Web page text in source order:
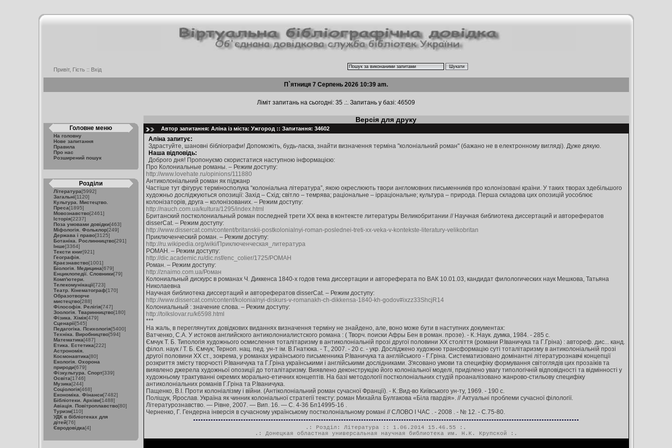
Привіт, Гість :: Вхід
П`ятниця 7 Серпень 2026 10:39 am.
Ліміт запитань на сьогодні: 35 .:. Запитань у базі: 46509
Головне меню
На головну
Нове запитання
Правила
Про нас
Розширений пошук
Розділи
Література[5992]
Загальні[1120]
Культура. Мистецтво.
Преса[1895]
Мовознавство[2461]
Історія[2237]
Поза умовами довідки[463]
Міфологія. Фольклор[249]
Держава і право[3125]
Ботаніка. Рослинництво[291]
Інше[3364]
Тексти книг[921]
Географія.
Краєзнавство[1001]
Біологія. Медицина[679]
Енциклопедії. Словники[79]
Комп'ютери.
Телекомунікації[723]
Театр. Кінематограф[170]
Образотворче
мистецтво[288]
Філософія. Релігія[747]
Зоологія. Тваринництво[180]
Фізика. Хімія[479]
Сценарії[545]
Педагогіка. Психологія[5400]
Техніка. Виробництво[594]
Математика[487]
Етика. Естетика[222]
Астрономія.
Космонавтика[80]
Екологія. Охорона
природи[679]
Фізкультура. Спорт[339]
Освіта[1746]
Музика[244]
Соціологія[468]
Економіка. Фінанси[7482]
Бібліотеки. Архіви[1488]
Авіація. Повітроплавство[80]
Туризм[110]
УДК в бібліотеках для
дітей[76]
Євродовідка[4]
Версія для друку
Автор запитання: Аліна із міста: Ужгород :: Запитання: 34602
Аліна запитує:
Здрастуйте, шановні бібліографи! Допоможіть, будь-ласка, знайти визначення терміна "колоніальний роман" (бажано не в електронному вигляді). Дуже дякую.
Наша відповідь:
Доброго дня! Пропонуємо скористатися наступною інформацією:
Про Колониальные романы. – Режим доступу:
http://www.lovehate.ru/opinions/111880
Антиколоніальний роман як піджанр
Частіше тут фігурує терміносполука “колоніальна література”, якою окреслюють твори англомовних письменників про колонізовані країни. У таких творах здебільшого
художньо досліджуються опозиції: Захід – Схід; світло – темрява; раціональне – ірраціональне; культура – природа. Перша складова цих опозицій уособлює
колонізаторів, друга – колонізованих. – Режим доступу:
http://nauch.com.ua/kultura/1295/index.html
Британский постколониальный роман последней трети XX века в контексте литературы Великобритании // Научная библиотека диссертаций и авторефератов
disserCat. – Режим доступу:
http://www.dissercat.com/content/britanskii-postkolonialnyi-roman-poslednei-treti-xx-veka-v-kontekste-literatury-velikobritan
Приключенческий роман. – Режим доступу:
http://ru.wikipedia.org/wiki/Приключенческая_литература
РОМАН. – Режим доступу:
http://dic.academic.ru/dic.nsf/enc_colier/1725/РОМАН
Роман. – Режим доступу:
http://znaimo.com.ua/Роман
Колониальный дискурс в романах Ч. Диккенса 1840-х годов тема диссертации и автореферата по ВАК 10.01.03, кандидат филологических наук Мешкова, Татьяна
Николаевна
Научная библиотека диссертаций и авторефератов disserCat. – Режим доступу:
http://www.dissercat.com/content/kolonialnyi-diskurs-v-romanakh-ch-dikkensa-1840-kh-godov#ixzz33ShcjR14
Колониальный : значение слова. – Режим доступу:
http://tolkslovar.ru/k6598.html
***
На жаль, в переглянутих довідкових виданнях визначення терміну не знайдено, але, воно може бути в наступних документах:
Ватченко, С.А. У истоков английского антиколониалистского романа : ( Творч. поиски Афры Бен в роман. прозе). - К.:Наук. думка, 1984. - 285 с.
Ємчук Т. Б. Типологія художнього осмислення тоталітаризму в антиколоніальній прозі другої половини XX століття (романи Р.Іваничука та Г.Гріна) : автореф. дис... канд.
філол. наук / Т. Б. Ємчук; Терноп. нац. пед. ун-т ім. В.Гнатюка. - Т., 2007. - 20 c. - укp. Досліджено художню трансформацію суті тоталітаризму в антиколоніальній прозі
другої половини XX ст., зокрема, у романах українського письменника Р.Іваничука та англійського - Г.Гріна. Систематизовано домінантні літературознавчі концепції
розкриття змісту творчості Р.Іваничука та Г.Гріна українськими і англійськими дослідниками. З'ясовано умови та специфіку формування світоглядів цих прозаїків та
виявлено джерела художньої опозиції до тоталітаризму. Виявлено деконструкцію його колоніальної моделі, приділено увагу типологічній відповідності та відмінності у
художньому трактуванні окремих морально-етичних концептів. На базі методології постколоніальних студій проаналізовано жанрово-стильову специфіку
антиколоніальних романів Г.Гріна та Р.Іваничука.
Пащенко, В.І. Проти колоніалізму і війни. (Антіколоніальний роман сучасної Франції). - К.:Вид-во Київського ун-ту, 1969. - 190 с.
Поліщук, Ярослав. Україна як чинник колоніальної стратегії тексту: роман Михайла Булгакова «Біла гвардія». // Актуальні проблеми сучасної філології.
Літературознавство. — Рівне, 2007. — Вип. 16. — С. 4-36 Бп14995-16 .
Черненко, Г. Гендерна інверсія в сучасному українському постколоніальному романі // СЛОВО І ЧАС . - 2008 . - № 12. - С.75-80.
.: Розділ: Література :: 1.06.2014 15.46.55 :.
.: Донецкая областная универсальная научная библиотека им. Н.К. Крупской :.